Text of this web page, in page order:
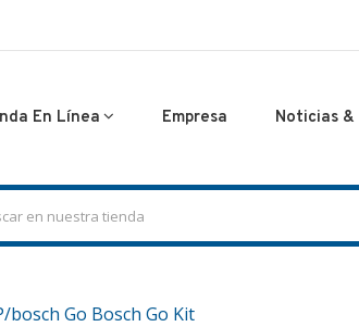
En Línea Empresa Noticias &
Go Bosch Go Kit